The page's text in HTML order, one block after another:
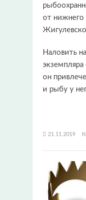
от нижнего
Наловить
экземпляра
он
и рыбу у
21.11.2019